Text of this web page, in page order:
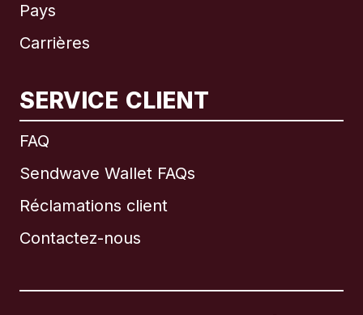
Pays
Carrières
SERVICE CLIENT
FAQ
Sendwave Wallet FAQs
Réclamations client
Contactez-nous
International English
Brésil